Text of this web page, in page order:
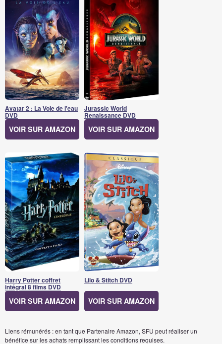
Avatar 2 : La Voie de l'eau
DVD
VOIR SUR AMAZON
Jurassic World
Renaissance DVD
VOIR SUR AMAZON
Harry Potter coffret
intégral 8 films DVD
VOIR SUR AMAZON
Lilo & Stitch DVD
VOIR SUR AMAZON
Liens rémunérés : en tant que Partenaire Amazon, SFU peut réaliser un
bénéfice sur les achats remplissant les conditions requises.